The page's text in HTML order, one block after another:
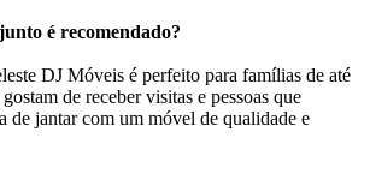
é recomendado?
DJ Móveis é perfeito para famílias de até
de receber visitas e pessoas que
de jantar com um móvel de qualidade e